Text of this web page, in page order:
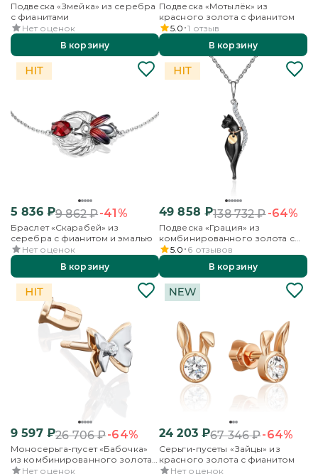
Подвеска «Змейка» из серебра
с фианитами
Нет оценок
В корзину
Подвеска «Мотылёк» из
красного золота с фианитом
5.0 1 отзыв
В корзину
5 836₽9 862₽-41%
Браслет «Скарабей» из
серебра с фианитом и эмалью
Нет оценок
В корзину
49 858 ₽138 732₽-64%
Подвеска «Грация» из
комбинированного золота с
фианитами
5.0 6 отзывов
В корзину
9 597₽26 706₽-64%
Моносерьга-пусет «Бабочка»
из комбинированного золота
с фианитом
Нет оценок
24 203₽67 346₽-64%
Серьги-пусеты «Зайцы» из
красного золота с фианитом
Нет оценок